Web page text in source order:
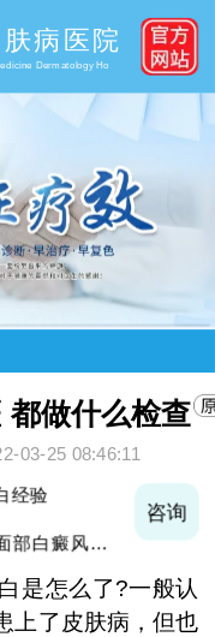
病医院
Dermatology Ho
都做什么检查
03-25 08:46:11
经验
部白癜风，青
咨询
怎么了?一般认
上了皮肤病，但也